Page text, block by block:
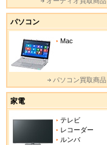
パソコン
Mac
パソコン買取商品
家電
テレビ
レコーダー
ルンバ